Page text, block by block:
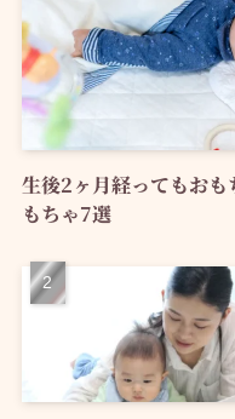
生後2ヶ月経ってもお
もちゃ7選